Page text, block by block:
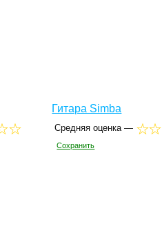
Гитара Simba
Средняя оценка —
Сохранить